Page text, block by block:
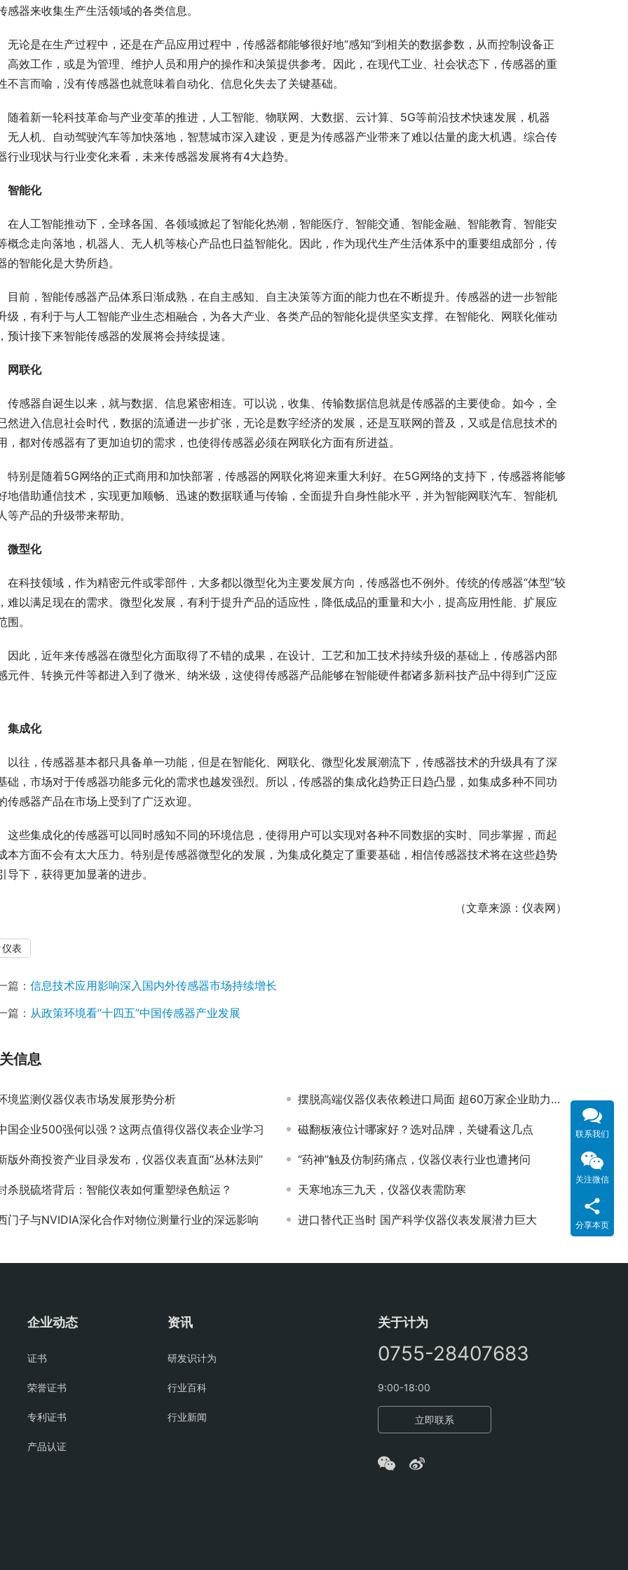
感器来收集生产生活领域的各类信息。
论是在生产过程中，还是在产品应用过程中，传感器都能够很好地“感知”到相关的数据参数，从而控制设备正
高效工作，或是为管理、维护人员和用户的操作和决策提供参考。因此，在现代工业、社会状态下，传感器的重
不言而喻，没有传感器也就意味着自动化、信息化失去了关键基础。
着新一轮科技革命与产业变革的推进，人工智能、物联网、大数据、云计算、5G等前沿技术快速发展，机器
无人机、自动驾驶汽车等加快落地，智慧城市深入建设，更是为传感器产业带来了难以估量的庞大机遇。综合传
行业现状与行业变化来看，未来传感器发展将有4大趋势。
智能化
人工智能推动下，全球各国、各领域掀起了智能化热潮，智能医疗、智能交通、智能金融、智能教育、智能安
概念走向落地，机器人、无人机等核心产品也日益智能化。因此，作为现代生产生活体系中的重要组成部分，传
的智能化是大势所趋。
前，智能传感器产品体系日渐成熟，在自主感知、自主决策等方面的能力也在不断提升。传感器的进一步智能
级，有利于与人工智能产业生态相融合，为各大产业、各类产品的智能化提供坚实支撑。在智能化、网联化催动
预计接下来智能传感器的发展将会持续提速。
网联化
感器自诞生以来，就与数据、信息紧密相连。可以说，收集、传输数据信息就是传感器的主要使命。如今，全
然进入信息社会时代，数据的流通进一步扩张，无论是数字经济的发展，还是互联网的普及，又或是信息技术的
，都对传感器有了更加迫切的需求，也使得传感器必须在网联化方面有所进益。
别是随着5G网络的正式商用和加快部署，传感器的网联化将迎来重大利好。在5G网络的支持下，传感器将能够
地借助通信技术，实现更加顺畅、迅速的数据联通与传输，全面提升自身性能水平，并为智能网联汽车、智能机
等产品的升级带来帮助。
微型化
科技领域，作为精密元件或零部件，大多都以微型化为主要发展方向，传感器也不例外。传统的传感器“体型”较
难以满足现在的需求。微型化发展，有利于提升产品的适应性，降低成品的重量和大小，提高应用性能、扩展应
围。
此，近年来传感器在微型化方面取得了不错的成果，在设计、工艺和加工技术持续升级的基础上，传感器内部
元件、转换元件等都进入到了微米、纳米级，这使得传感器产品能够在智能硬件都诸多新科技产品中得到广泛应
集成化
往，传感器基本都只具备单一功能，但是在智能化、网联化、微型化发展潮流下，传感器技术的升级具有了深
础，市场对于传感器功能多元化的需求也越发强烈。所以，传感器的集成化趋势正日趋凸显，如集成多种不同功
传感器产品在市场上受到了广泛欢迎。
些集成化的传感器可以同时感知不同的环境信息，使得用户可以实现对各种不同数据的实时、同步掌握，而起
本方面不会有太大压力。特别是传感器微型化的发展，为集成化奠定了重要基础，相信传感器技术将在这些趋势
导下，获得更加显著的进步。
（文章来源：仪表网）
仪表
篇： 信息技术应用影响深入国内外传感器市场持续增长
篇： 从政策环境看“十四五”中国传感器产业发展
信息
境监测仪器仪表市场发展形势分析 摆脱高端仪器仪表依赖进口局面 超60万家企业助力突破瓶颈
国企业500强何以强？这两点值得仪器仪表企业学习 磁翻板液位计哪家好？选对品牌，关键看这几点
版外商投资产业目录发布，仪器仪表直面“丛林法则” “药神”触及仿制药痛点，仪器仪表行业也遭拷问
杀脱硫塔背后：智能仪表如何重塑绿色航运？ 天寒地冻三九天，仪器仪表需防寒
门子与NVIDIA深化合作对物位测量行业的深远影响 进口替代正当时 国产科学仪器仪表发展潜力巨大
企业动态
证书
荣誉证书
专利证书
产品认证
资讯
研发识计为
行业百科
行业新闻
关于计为
0755-28407683
9:00-18:00
立即联系
联系我们
关注微信
分享本页